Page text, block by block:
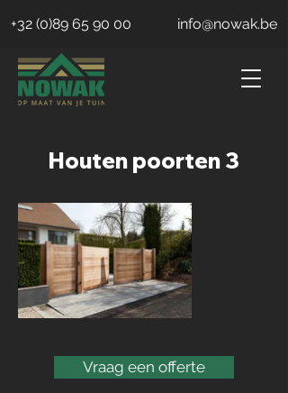
+32 (0)89 65 90 00 info@nowak.be
Houten poorten 3
Vraag een offerte